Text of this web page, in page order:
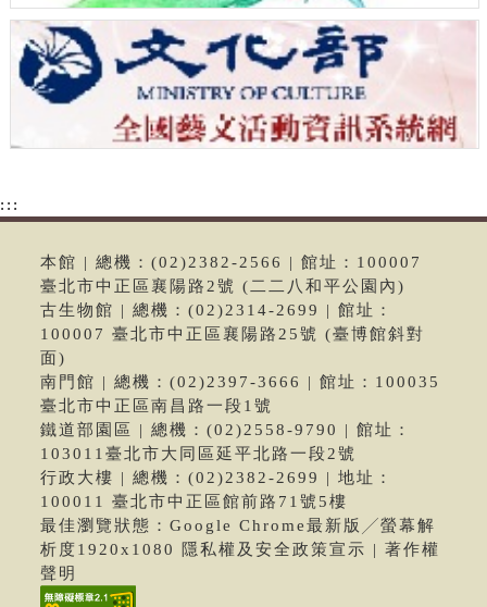
:::
本館 | 總機：(02)2382-2566 | 館址：100007
臺北市中正區襄陽路2號 (二二八和平公園內)
古生物館 | 總機：(02)2314-2699 | 館址：
100007 臺北市中正區襄陽路25號 (臺博館斜對
面)
南門館 | 總機：(02)2397-3666 | 館址：100035
臺北市中正區南昌路一段1號
鐵道部園區 | 總機：(02)2558-9790 | 館址：
103011臺北市大同區延平北路一段2號
行政大樓 | 總機：(02)2382-2699 | 地址：
100011 臺北市中正區館前路71號5樓
最佳瀏覽狀態：Google Chrome最新版╱螢幕解
析度1920x1080 隱私權及安全政策宣示 | 著作權
聲明